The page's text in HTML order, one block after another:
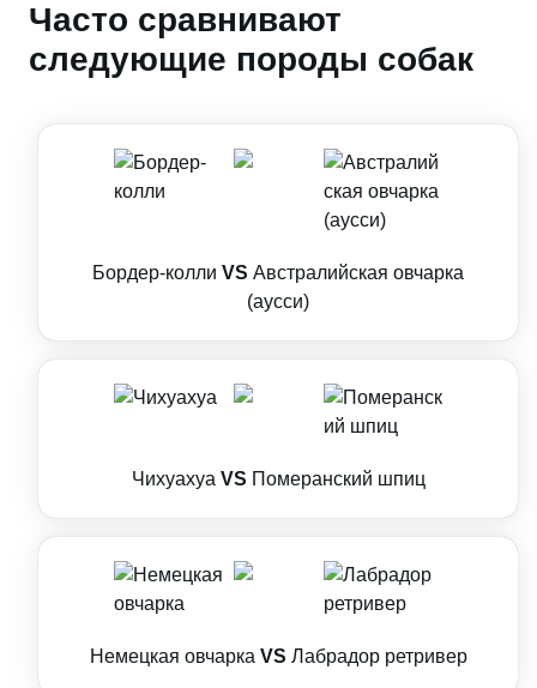
Часто сравнивают
следующие породы собак
Бордер-колли VS Австралийская овчарка
(аусси)
Чихуахуа VS Померанский шпиц
Немецкая овчарка VS Лабрадор ретривер